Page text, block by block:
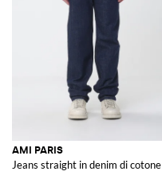
AMI PARIS
Jeans straight in denim di cotone